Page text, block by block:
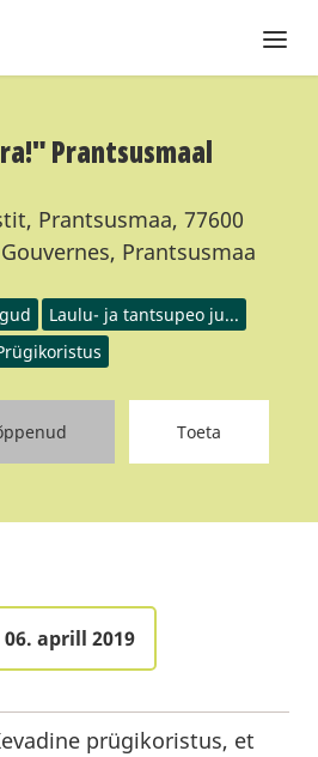
Prantsusmaal
Prantsusmaa, 77600
Prantsusmaa
Laulu- ja tantsupeo ju...
Toeta
aprill 2019
prügikoristus, et